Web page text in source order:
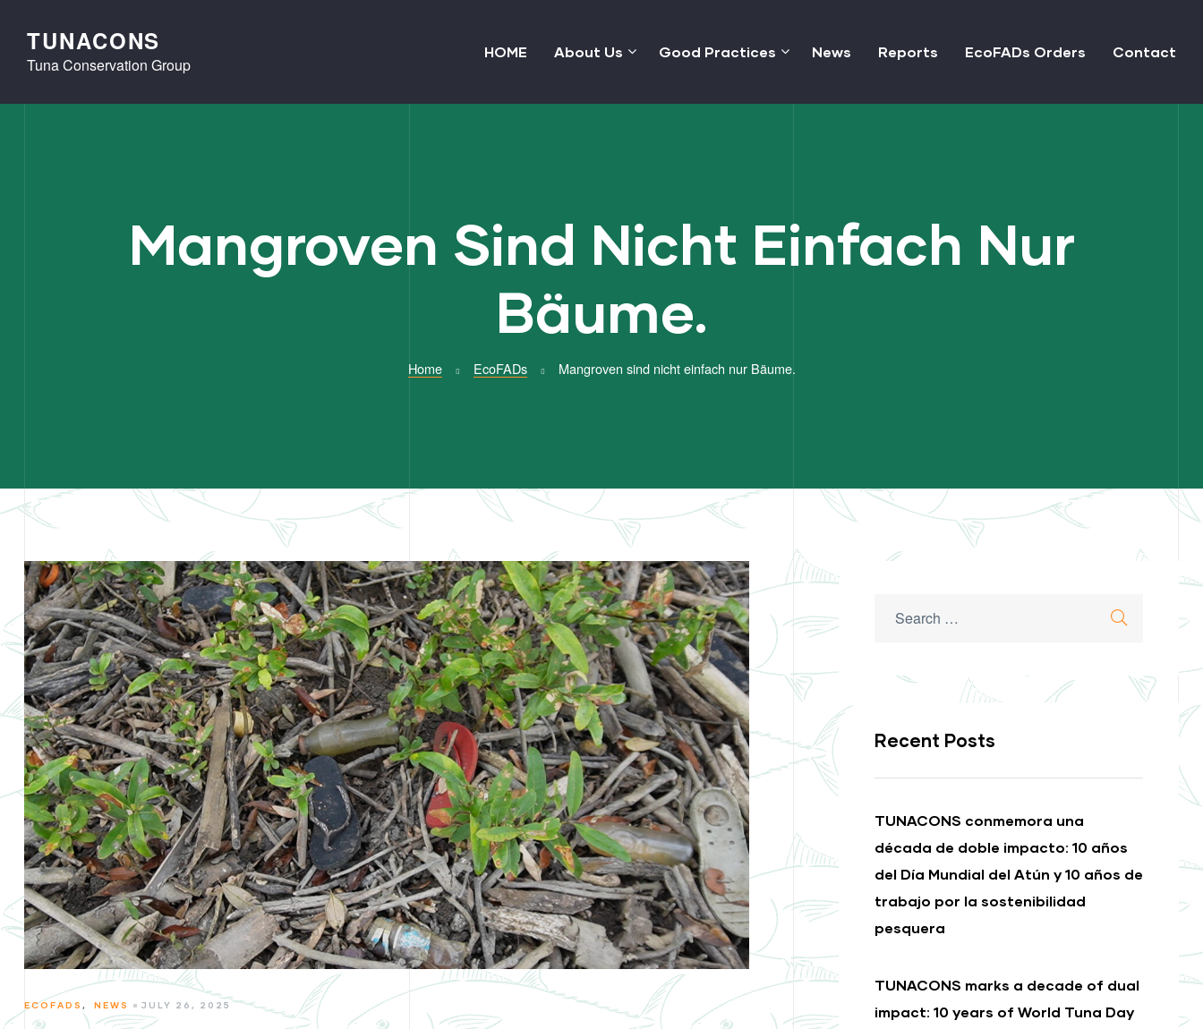
TUNACONS
Tuna Conservation Group
HOME About Us Good Practices News Reports EcoFADs Orders Contact
Mangroven Sind Nicht Einfach Nur
Bäume.
Home EcoFADs Mangroven sind nicht einfach nur Bäume.
CATEGORIES
ECOFADS,NEWS JULY 26, 2025
Search
Recent Posts
TUNACONS conmemora una
década de doble impacto: 10 años
del Día Mundial del Atún y 10 años de
trabajo por la sostenibilidad
pesquera
TUNACONS marks a decade of dual
impact: 10 years of World Tuna Day